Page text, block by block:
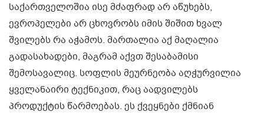
საქართველოშია ისე მძაფრად არ აწუხებს,
ევროპელები არ ცხოვრობს იმის შიშით ხვალ
შვილებს რა აჭამოს. მართალია აქ მაღალია
გადასახადები, მაგრამ აქვთ შესაბამისი
შემოსავალიც. სოფლის მეურნეობა აღჭურვილია
ყველანაირი ტექნიკით, რაც აადვილებს
პროდუქტის წარმოებას. ეს ქვეყნები ქმნიან